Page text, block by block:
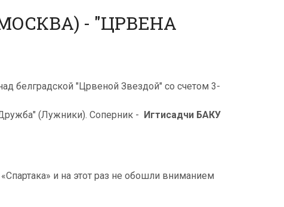
- "ЦРВЕНА
белградской "Црвеной Звездой" со счетом 3-
(Лужники). Соперник - Игтисадчи БАКУ
и на этот раз не обошли вниманием